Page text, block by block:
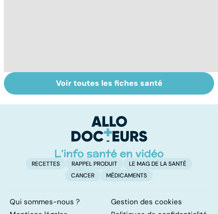
Le magnésium,
un oligo-élément
Intestin irritable :
le régime
solution ?
Voir toutes les fiches santé
RECETTES RAPPEL PRODUIT
LE MAG DE LA SANTÉ
CANCER
MÉDICAMENTS
Qui sommes-nous ?
Gestion des cookies